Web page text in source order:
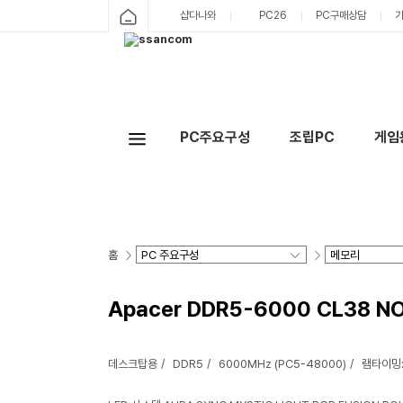
샵다나와 PC26 PC구매상담
PC주요구성 조립PC 게
홈
Apacer DDR5-6000 CL38
데스크탑용 DDR5 6000MHz (PC5-48000) 램타이